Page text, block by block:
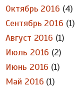
Октябрь 2016 (4)
Сентябрь 2016 (1)
Август 2016 (1)
Июль 2016 (2)
Июнь 2016 (1)
Май 2016 (1)